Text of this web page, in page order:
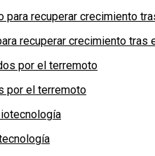
recuperar crecimiento tras
por el terremoto